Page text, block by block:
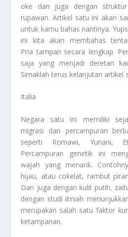
oke dan juga dengan
rupawan. Artikel satu ini akan
untuk kamu bahas nantinya.
ini kita akan membahas
Pria tampan secara lengkap.
saja yang menjadi deretan
Simaklah terus kelanjutan artikel
Italia
Negara satu ini memiliki
migrasi dan percampuran
seperti Romawi, Yunani,
Percampuran genetik ini
wajah yang menarik.
hijau, atau cokelat, rambut
Dan juga dengan kulit putih,
dengan studi ilmiah
merupakan salah satu faktor
ketampanan.